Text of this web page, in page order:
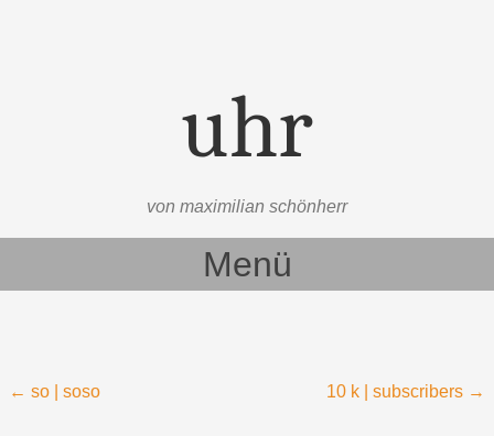
uhr
von maximilian schönherr
Menü
Beitragsnavigation
← so | soso 10 k | subscribers →